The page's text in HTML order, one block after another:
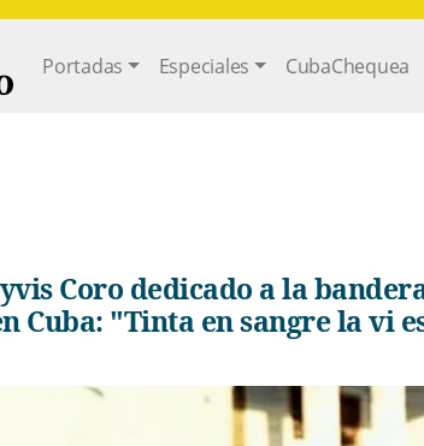
Main navigation
Portadas Especiales CubaChequea
Cuba: "Tinta en sangre la vi